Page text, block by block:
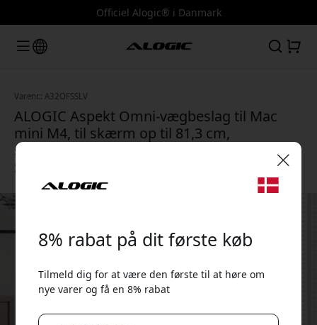
Officiel Alogic® i Danmark
Varenr.: A32OFSSLV
ALOGIC Aspekt Omni-vægbeslag til Mac
mini M4, til skærm op til 81,3 cm,
sammenklappeligt og pladsbesparende -
Sølv
8% rabat på dit første køb
Tilmeld dig for at være den første til at høre om
nye varer og få en 8% rabat
🎉 Din rabatkode: